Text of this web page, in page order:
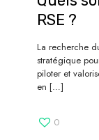
RSE ?
La recherche
stratégique
piloter et
en […]
0